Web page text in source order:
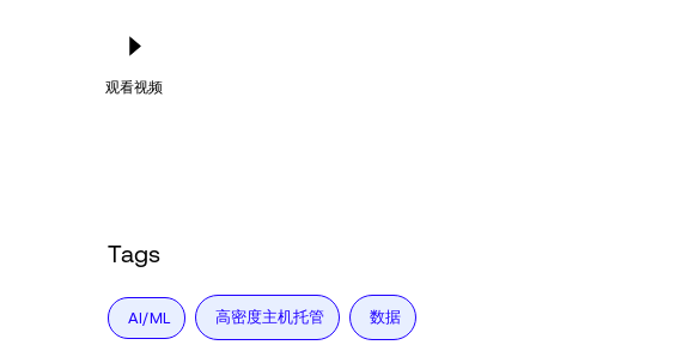
观看视频
Tags
AI/ML 高密度主机托管 数据